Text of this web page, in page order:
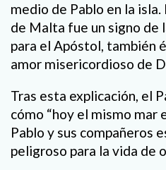
medio de Pablo en la
de Malta fue un signo de
para el Apóstol, también
amor misericordioso de
Tras esta explicación, el
cómo “hoy el mismo mar
Pablo y sus compañeros
peligroso para la vida de